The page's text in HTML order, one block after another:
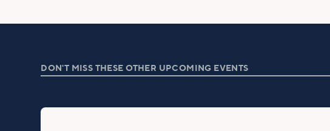
DON'T MISS THESE OTHER UPCOMING EVENTS